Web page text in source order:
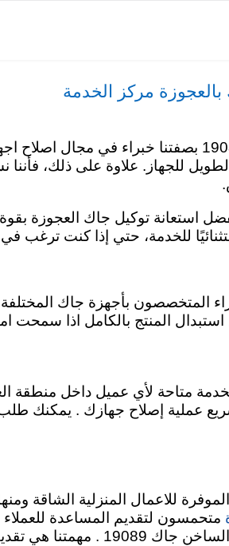
مركز الخدمة
افضل اختيار لجهازك مركز صيانة جاك العجوزة علي
الطويل للجهاز. علاوة على ذلك،
استعانة توكيل جاك العجوزة
للخدمة، حتي إذا كنت ترغب
المتخصصون بأجهزة جاك
المنتج بالكامل اذا سمحت
متاحة لأي عميل داخل منطقة
عملية إصلاح جهازك . يمكنك
للاعمال المنزلية الشاقة
متحمسون لتقديم المساعدة
والاصلاح بالمنزل.